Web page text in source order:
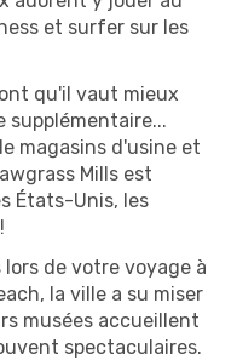
et surfer sur les
qu'il vaut mieux
supplémentaire...
magasins d'usine et
Mills est
États-Unis, les
de votre voyage à
la ville a su miser
musées accueillent
spectaculaires.